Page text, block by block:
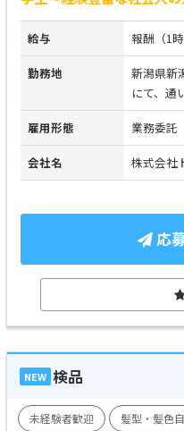
給与 報酬（1
勤務地
新潟県新
にて、通
雇用形態 業務委託
会社名 株式会社
応
NEW 検品
未経験者歓迎 髪型・髪色